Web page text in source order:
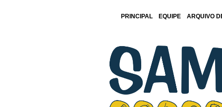
PRINCIPAL EQUIPE ARQUIVO